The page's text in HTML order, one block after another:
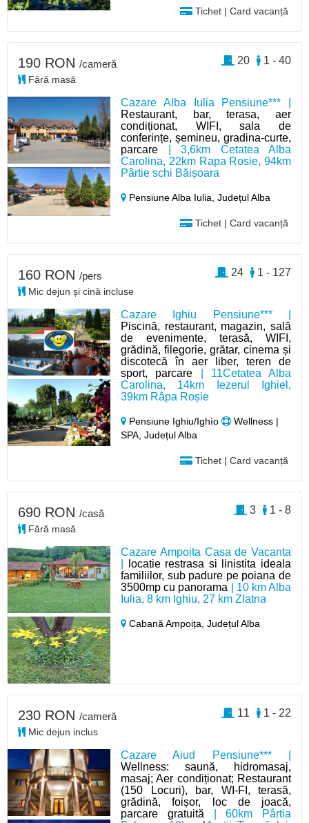
Tichet | Card vacanță
Cazare Alba Iulia Pensiune*** |
Restaurant, bar, terasa, aer
condiționat, WIFI, sala de
conferințe, șemineu, gradina-curte,
parcare | 3,6km Cetatea Alba
Carolina, 22km Rapa Rosie, 94km
Pârtie schi Băișoara
Pensiune Alba Iulia,Județul Alba
Tichet | Card vacanță
190 RON /cameră
Fără masă
1 - 40
20
Cazare Ighiu Pensiune*** |
Piscină, restaurant, magazin, sală
de evenimente, terasă, WIFI,
grădină, filegorie, grătar, cinema și
discotecă în aer liber, teren de
sport, parcare | 11Cetatea Alba
Carolina, 14km Iezerul Ighiel,
39km Râpa Roșie
Pensiune Ighiu/Ighìo
Wellness |
SPA, Județul Alba
Tichet | Card vacanță
160 RON /pers
Mic dejun și cină incluse
1 - 127
24
Cazare Ampoita Casa de Vacanta
locatie restrasa si linistita ideala
familiilor, sub padure pe poiana de
3500mp cu panorama | 10 km Alba
Iulia, 8 km Ighiu, 27 km Zlatna
Cabană Ampoița,Județul Alba
690 RON /casă
Fără masă
1 - 8
3
Cazare Aiud Pensiune*** |
Wellness: saună, hidromasaj,
masaj; Aer condiționat; Restaurant
(150 Locuri), bar, WI-FI, terasă,
grădină, foișor, loc de joacă,
parcare gratuită | 60km Pârtia
230 RON /cameră
Mic dejun inclus
1 - 22
11